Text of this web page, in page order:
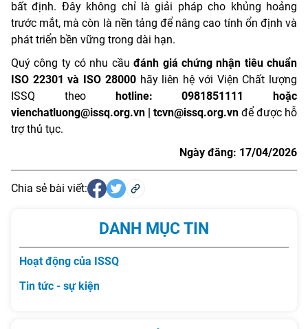
bất định. Đây không chỉ là giải pháp cho khủng hoảng
trước mắt, mà còn là nền tảng để nâng cao tính ổn định và
phát triển bền vững trong dài hạn.
Quý công ty có nhu cầuđánh giá chứng nhận tiêu chuẩn
ISO 22301 và ISO 28000hãy liên hệ với Viện Chất lượng
ISSQ theo
hotline: 0981851111 hoặc
vienchatluong@issq.org.vn | tcvn@issq.org.vn để được hỗ
trợ thủ tục.
Ngày đăng: 17/04/2026
Chia sẻ bài viết:
DANH MỤC TIN
Hoạt động của ISSQ
Tin tức - sự kiện